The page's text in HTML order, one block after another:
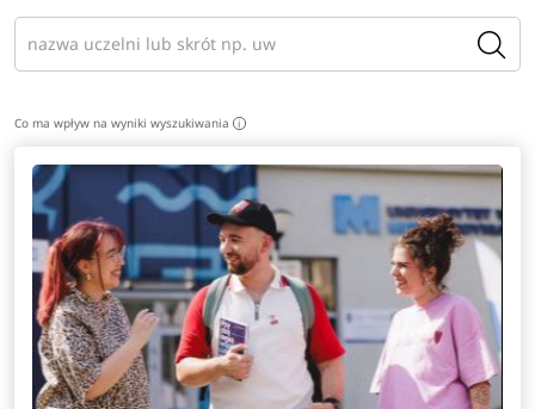
Co ma wpływ na wyniki wyszukiwania i